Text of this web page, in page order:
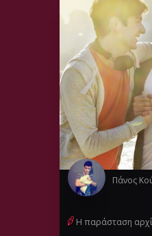
Πάνος
Η παράσταση